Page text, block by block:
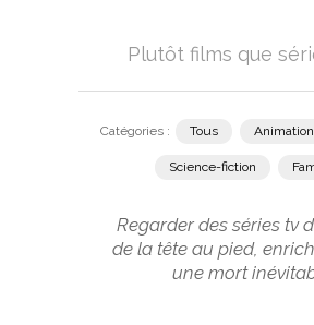
Plutôt films que
Catégories : Tous Animation
Science-fiction
Regarder des séries tv
de la tête au pied,
une mort